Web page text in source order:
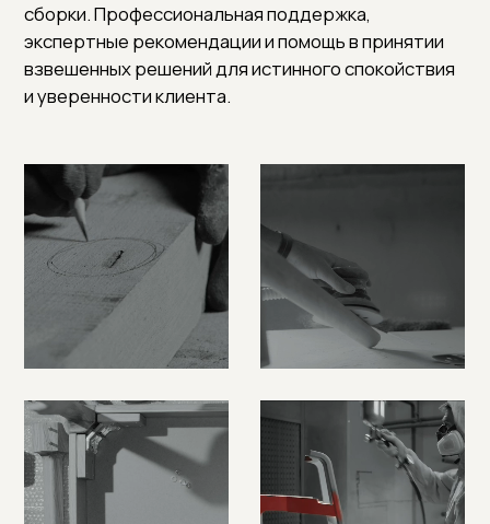
Нажимая «Подписаться», вы соглашаетесь на
почтовую рассылку
согласно политике сайта.
ПОДПИСАТЬСЯ
Узнавайте первыми про новинки в наших
коллекциях мебели и получайте
эксклюзивные специальные предложения.
СЛЕДИТЕ ЗА НОВОСТЯМИ